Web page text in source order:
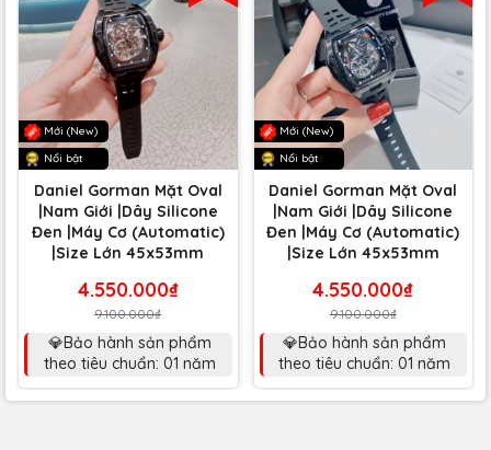
Mới (New)
Nổi bật
Daniel Gorman Mặt Oval
|Nam Giới |Dây Silicone
Đen |Máy Cơ (Automatic)
|Size Lớn 45x53mm
4.550.000₫
9.100.000₫
💎Bảo hành sản phẩm
theo tiêu chuẩn: 01 năm
Mới (New)
Nổi bật
Daniel Gorman Mặt Oval
|Nam Giới |Dây Silicone
Đen |Máy Cơ (Automatic)
|Size Lớn 45x53mm
4.550.000₫
9.100.000₫
💎Bảo hành sản phẩm
theo tiêu chuẩn: 01 năm